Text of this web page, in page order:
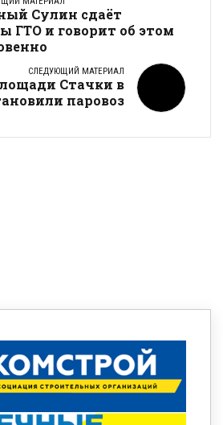
Сулин сдаёт
ГТО и говорит об этом
СЛЕДУЮЩИЙ МАТЕРИАЛ
Стачки в
паровоз